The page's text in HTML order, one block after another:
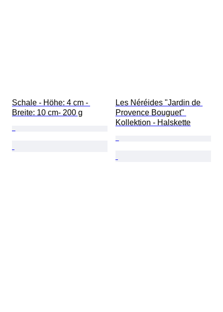
Schale - Höhe: 4 cm -
Breite: 10 cm- 200 g
Les Néréides "Jardin de
Provence Bouguet"
Kollektion - Halskette